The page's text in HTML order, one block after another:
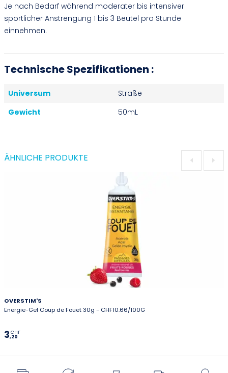
Je nach Bedarf während moderater bis intensiver
sportlicher Anstrengung 1 bis 3 Beutel pro Stunde
einnehmen.
Technische Spezifikationen :
Universum
Straße
Gewicht
50mL
ÄHNLICHE PRODUKTE
OVERSTIM'S
Energie-Gel Coup de Fouet 30g - CHF10.66/100G
3,20
CHF